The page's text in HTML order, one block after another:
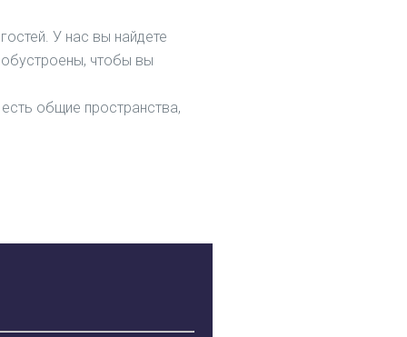
У нас вы найдете
чтобы вы
общие пространства,